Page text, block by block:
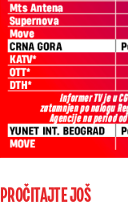
PROČITAJTE JOŠ